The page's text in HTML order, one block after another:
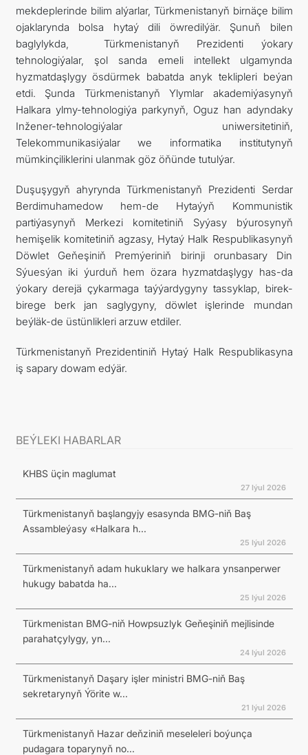
mekdeplerinde bilim alýarlar, Türkmenistanyň birnäçe bilim
ojaklarynda bolsa hytaý dili öwredilýär. Şunuň bilen
baglylykda, Türkmenistanyň Prezidenti ýokary
tehnologiýalar, şol sanda emeli intellekt ulgamynda
hyzmatdaşlygy ösdürmek babatda anyk teklipleri beýan
etdi. Şunda Türkmenistanyň Ylymlar akademiýasynyň
Halkara ylmy-tehnologiýa parkynyň, Oguz han adyndaky
Inžener-tehnologiýalar uniwersitetiniň,
Telekommunikasiýalar we informatika institutynyň
mümkinçiliklerini ulanmak göz öňünde tutulýar.
Duşuşygyň ahyrynda Türkmenistanyň Prezidenti Serdar
Berdimuhamedow hem-de Hytaýyň Kommunistik
partiýasynyň Merkezi komitetiniň Syýasy býurosynyň
hemişelik komitetiniň agzasy, Hytaý Halk Respublikasynyň
Döwlet Geňeşiniň Premýeriniň birinji orunbasary Din
Sýuesýan iki ýurduň hem özara hyzmatdaşlygy has-da
ýokary derejä çykarmaga taýýardygyny tassyklap, birek-
birege berk jan saglygyny, döwlet işlerinde mundan
beýläk-de üstünlikleri arzuw etdiler.
Türkmenistanyň Prezidentiniň Hytaý Halk Respublikasyna
iş sapary dowam edýär.
BEÝLEKI HABARLAR
KHBS üçin maglumat
27 Iýul 2026
Türkmenistanyň başlangyjy esasynda BMG-niň Baş
Assambleýasy «Halkara h...
25 Iýul 2026
Türkmenistanyň adam hukuklary we halkara ynsanperwer
hukugy babatda ha...
25 Iýul 2026
Türkmenistan BMG-niň Howpsuzlyk Geňeşiniň mejlisinde
parahatçylygy, yn...
24 Iýul 2026
Türkmenistanyň Daşary işler ministri BMG-niň Baş
sekretarynyň Ýörite w...
21 Iýul 2026
Türkmenistanyň Hazar deňziniň meseleleri boýunça
pudagara toparynyň no...